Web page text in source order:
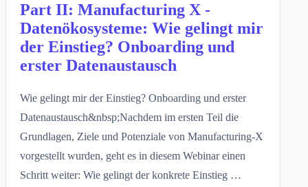
Part II: Manufacturing X -
Datenökosysteme: Wie gelingt mir
der Einstieg? Onboarding und
erster Datenaustausch
Wie gelingt mir der Einstieg? Onboarding und erster
Datenaustausch&nbsp;Nachdem im ersten Teil die
Grundlagen, Ziele und Potenziale von Manufacturing-X
vorgestellt wurden, geht es in diesem Webinar einen
Schritt weiter: Wie gelingt der konkrete Einstieg …